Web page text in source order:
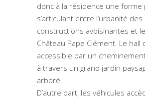
donc à la résidence une forme
s’articulant entre l’urbanité des
constructions avoisinantes et
Château Pape Clément. Le hall
accessible par un
à travers un grand jardin
arboré.
D’autre part, les véhicules